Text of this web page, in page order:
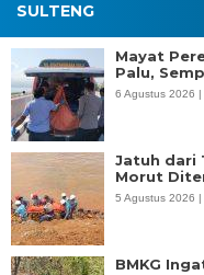
SULTENG
Mayat
Palu,
6 Agustus 2026 |
Jatuh dari
Morut
5 Agustus 2026 |
BMKG